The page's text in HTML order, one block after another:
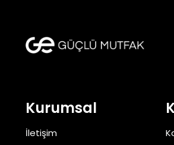
Kurumsal
İletişim